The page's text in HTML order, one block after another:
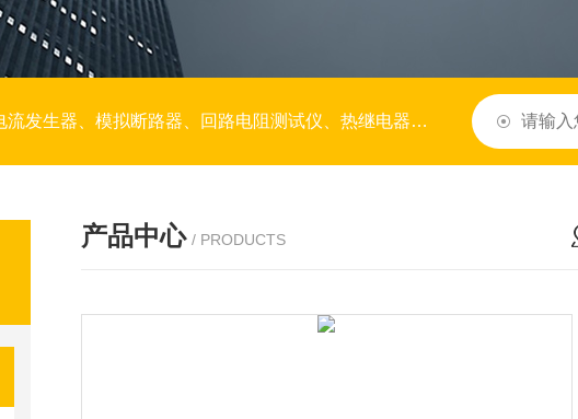
电器测试仪、电动机保护器测试仪、互感器特性测试仪、伏安变比极性测试仪、变压器容量测试仪、水内冷发电机绝缘特性测试仪、降阻剂、微机继电保护测试仪
产品中心 / PRODUCTS